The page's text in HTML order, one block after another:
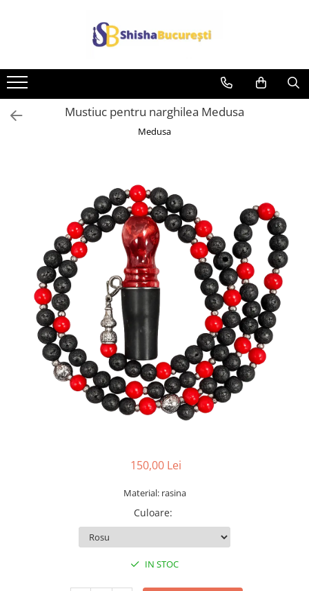
Mustiuc pentru narghilea Medusa
Medusa
150,00 Lei
Material: rasina
Culoare:
IN STOC